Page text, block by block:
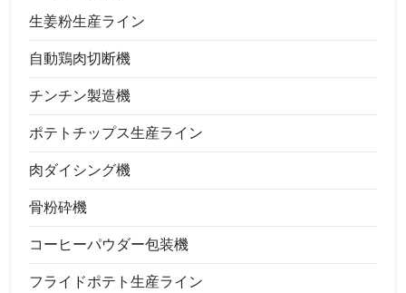
生姜粉生産ライン
自動鶏肉切断機
チンチン製造機
ポテトチップス生産ライン
肉ダイシング機
骨粉砕機
コーヒーパウダー包装機
フライドポテト生産ライン